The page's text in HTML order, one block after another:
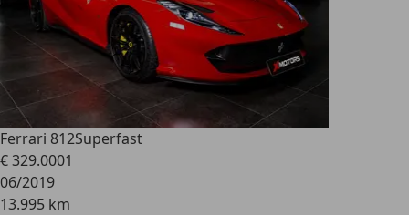
Ferrari 812Superfast
€ 329.0001
06/2019
13.995 km